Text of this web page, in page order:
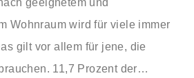
braucht der Makler auch die
seines Auftraggebers. Denn
hängt maßgeblich davon
und Dokumente
geeignetem und
Wohnraum wird für viele immer
gilt vor allem für jene, die
11,7 Prozent der